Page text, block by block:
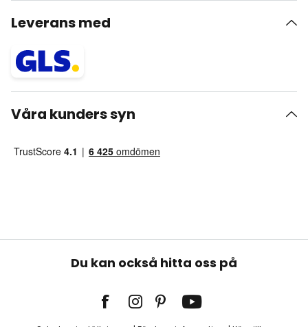
Leverans med
Våra kunders syn
Du kan också hitta oss på